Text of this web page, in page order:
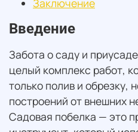
Заключение
Введение
Забота о саду и
целый комплекс работ,
только полив и обрезку,
построений от внешних
Садовая побелка — это